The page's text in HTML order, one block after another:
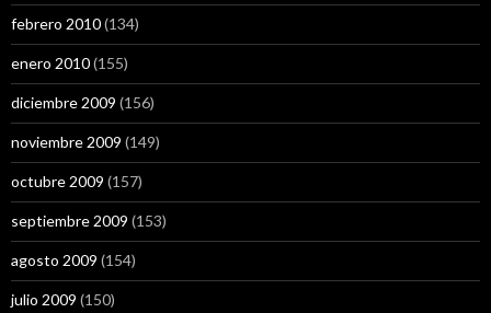
febrero 2010(134)
enero 2010(155)
diciembre 2009 (156)
noviembre 2009 (149)
octubre 2009 (157)
septiembre 2009 (153)
agosto 2009 (154)
julio 2009 (150)